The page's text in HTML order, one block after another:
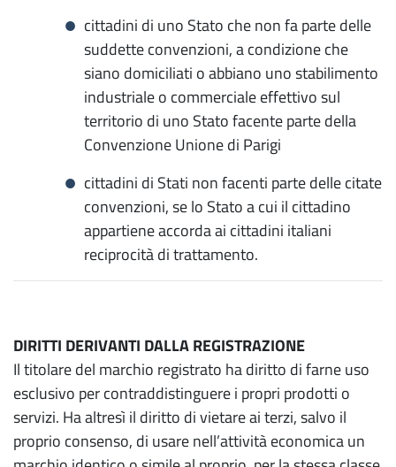
cittadini di uno Stato che non fa parte delle
suddette convenzioni, a condizione che
siano domiciliati o abbiano uno stabilimento
industriale o commerciale effettivo sul
territorio di uno Stato facente parte della
Convenzione Unione di Parigi
cittadini di Stati non facenti parte delle citate
convenzioni, se lo Stato a cui il cittadino
appartiene accorda ai cittadini italiani
reciprocità di trattamento.
DIRITTI DERIVANTI DALLA REGISTRAZIONE
Il titolare del marchio registrato ha diritto di farne uso
esclusivo per contraddistinguere i propri prodotti o
servizi. Ha altresì il diritto di vietare ai terzi, salvo il
proprio consenso, di usare nell’attività economica un